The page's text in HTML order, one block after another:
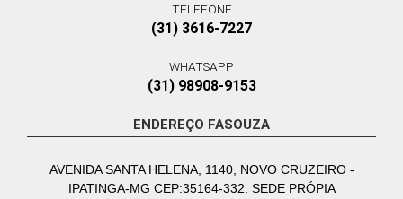
TELEFONE
(31) 3616-7227
WHATSAPP
(31) 98908-9153
ENDEREÇO FASOUZA
AVENIDA SANTA HELENA, 1140, NOVO CRUZEIRO -
IPATINGA-MG CEP:35164-332. SEDE PRÓPIA